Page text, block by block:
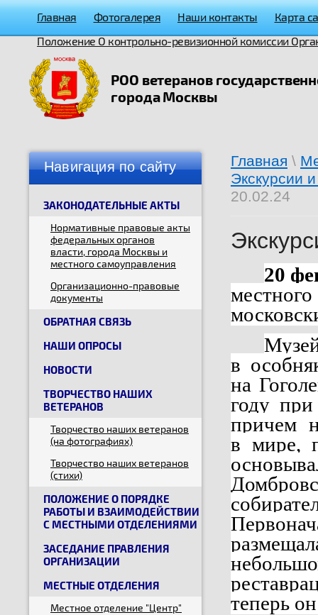
Главная Фотогалерея Наши контакты
Карта
Положение О контрольно-ревизионной комиссии
РОО ветеранов
города Москвы
Навигация по сайту
ЗАКОНОДАТЕЛЬНЫЕ АКТЫ
Нормативные правовые акты
федеральных органов
власти, города Москвы и
местного самоуправления
Организационно-правовые
документы
ОБРАТНАЯ СВЯЗЬ
НАШИ ОПРОСЫ
НОВОСТИ
ТВОРЧЕСТВО НАШИХ
ВЕТЕРАНОВ
Творчество наших ветеранов
(на фотографиях)
Творчество наших ветеранов
(стихи)
ПОЛОЖЕНИЕ О ПОРЯДКЕ
РАБОТЫ И ВЗАИМОДЕЙСТВИИ
С МЕСТНЫМИ ОТДЕЛЕНИЯМИ
ЗАСЕДАНИЕ ПРАВЛЕНИЯ
ОРГАНИЗАЦИИ
МЕСТНЫЕ ОТДЕЛЕНИЯ
Местное отделение "Центр"
Главная \
Экскурсии
20.02.24
20
в
на
году
причем
в мире,
теперь